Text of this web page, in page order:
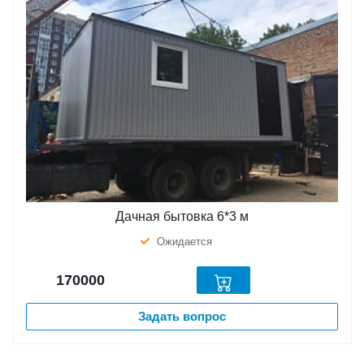
Дачная бытовка 6*3 м
Ожидается
170000
Задать вопрос